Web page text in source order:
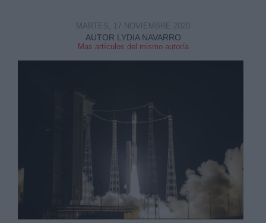
AUTOR LYDIA NAVARRO
Mas artículos del mismo autor/a
MARTES, 17 NOVIEMBRE 2020